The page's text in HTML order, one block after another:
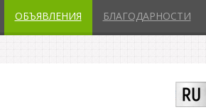
ОБЪЯВЛЕНИЯ БЛАГОДАРНОСТИ